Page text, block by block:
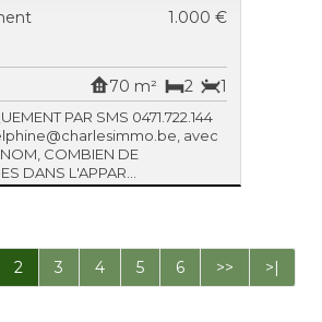
1.000 €
1
2
70 m²
PAR SMS 0471.722.144
avec
COMBIEN DE
DANS L'APPAR...
2 3 4 5 6 >> >|